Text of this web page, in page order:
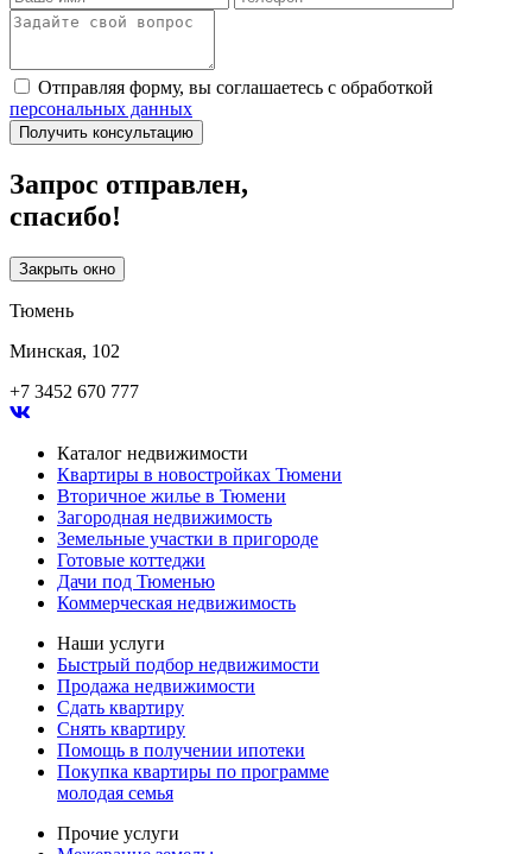
Отправляя форму, вы соглашаетесь с обработкой
персональных данных
Получить консультацию
Запрос отправлен,
спасибо!
Закрыть окно
Тюмень
Минская, 102
+7 3452 670 777
Каталог недвижимости
Квартиры в новостройках Тюмени
Вторичное жилье в Тюмени
Загородная недвижимость
Земельные участки в пригороде
Готовые коттеджи
Дачи под Тюменью
Коммерческая недвижимость
Наши услуги
Быстрый подбор недвижимости
Продажа недвижимости
Сдать квартиру
Снять квартиру
Помощь в получении ипотеки
Покупка квартиры по программе
молодая семья
Прочие услуги